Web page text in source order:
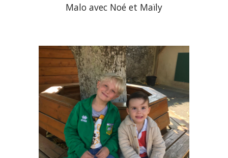
Malo avec Noé et Maïly